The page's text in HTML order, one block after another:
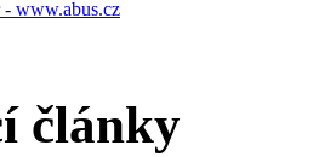
články